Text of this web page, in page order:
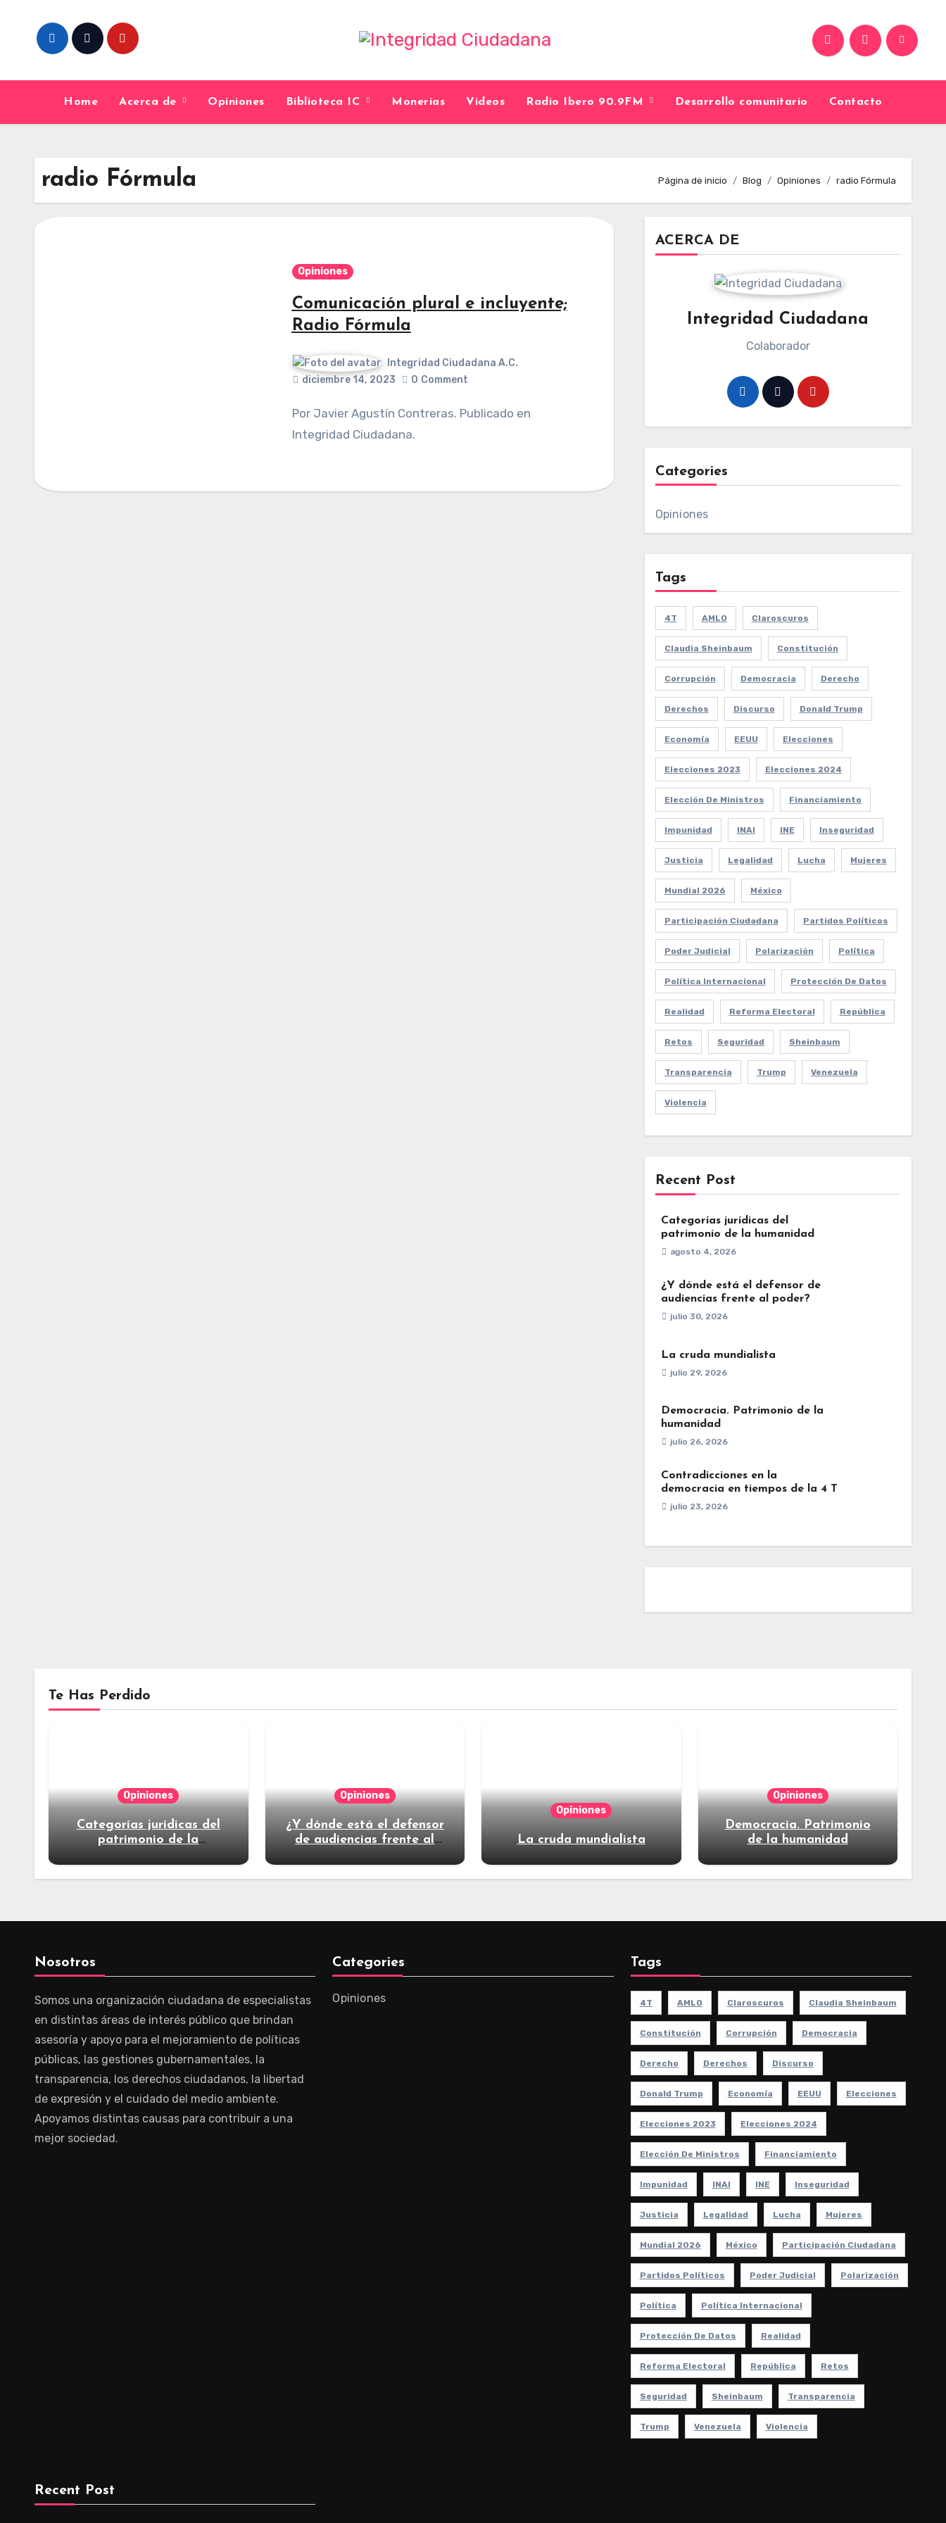
content
Home Acerca de Opiniones Biblioteca IC Monerías Videos Radio Ibero 90.9FM Desarrollo comunitario Contacto
radio Fórmula Página de inicio Blog Opiniones radio Fórmula
Opiniones
Comunicación plural e incluyente;
Radio Fórmula
Integridad Ciudadana A.C.
diciembre 14, 2023
0 Comment
Por Javier Agustín Contreras. Publicado en
Integridad Ciudadana.
ACERCA DE
Integridad Ciudadana
Colaborador
Categories
Opiniones
Tags
4T AMLO Claroscuros
Claudia Sheinbaum Constitución
Corrupción Democracia Derecho
Derechos Discurso Donald Trump
Economía EEUU Elecciones
Elecciones 2023 Elecciones 2024
Elección De Ministros Financiamiento
Impunidad INAI INE Inseguridad
Justicia Legalidad Lucha Mujeres
Mundial 2026 México
Participación Ciudadana Partidos Políticos
Poder Judicial Polarización Política
Política Internacional Protección De Datos
Realidad Reforma Electoral República
Retos Seguridad Sheinbaum
Transparencia Trump Venezuela
Violencia
Recent Post
Categorías jurídicas del
patrimonio de la humanidad
agosto 4, 2026
¿Y dónde está el defensor de
audiencias frente al poder?
julio 30, 2026
La cruda mundialista
julio 29, 2026
Democracia. Patrimonio de la
humanidad
julio 26, 2026
Contradicciones en la
democracia en tiempos de la 4 T
julio 23, 2026
Te Has Perdido
Opiniones
Categorías jurídicas del
patrimonio de la
Opiniones
¿Y dónde está el defensor
de audiencias frente al
Opiniones
La cruda mundialista
Opiniones
Democracia. Patrimonio
de la humanidad
Nosotros
Somos una organización ciudadana de especialistas
en distintas áreas de interés público que brindan
asesoría y apoyo para el mejoramiento de políticas
públicas, las gestiones gubernamentales, la
transparencia, los derechos ciudadanos, la libertad
de expresión y el cuidado del medio ambiente.
Apoyamos distintas causas para contribuir a una
mejor sociedad.
Categories
Opiniones
Tags
4T AMLO Claroscuros Claudia Sheinbaum
Constitución Corrupción Democracia
Derecho Derechos Discurso
Donald Trump Economía EEUU Elecciones
Elecciones 2023 Elecciones 2024
Elección De Ministros Financiamiento
Impunidad INAI INE Inseguridad
Justicia Legalidad Lucha Mujeres
Mundial 2026 México Participación Ciudadana
Partidos Políticos Poder Judicial Polarización
Política Política Internacional
Protección De Datos Realidad
Reforma Electoral República Retos
Seguridad Sheinbaum Transparencia
Trump Venezuela Violencia
Recent Post